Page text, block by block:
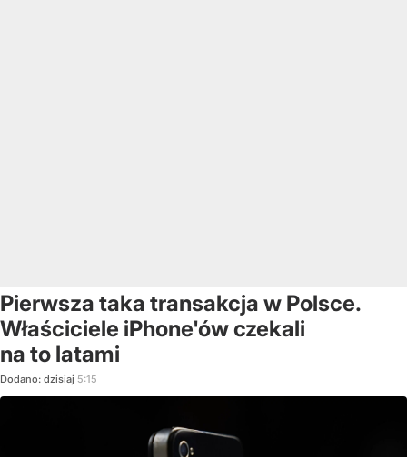
Pierwsza taka transakcja w Polsce.
Właściciele iPhone'ów czekali
na to latami
Dodano: dzisiaj 5:15